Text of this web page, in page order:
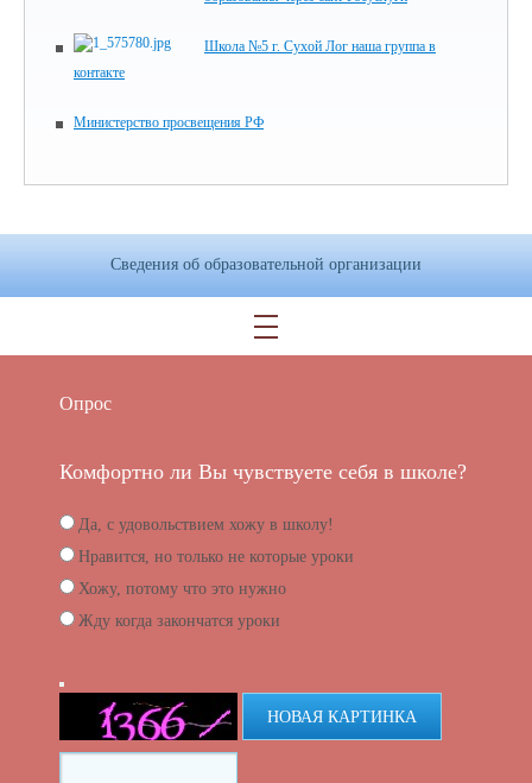
Школа №5 г. Сухой Лог наша группа в
контакте
Министерство просвещения РФ
Сведения об образовательной организации
Опрос
Комфортно ли Вы чувствуете себя в школе?
Да, с удовольствием хожу в школу!
Нравится, но только не которые уроки
Хожу, потому что это нужно
Жду когда закончатся уроки
НОВАЯ КАРТИНКА